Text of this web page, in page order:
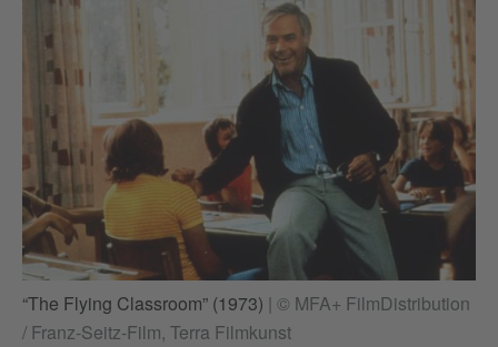
“The Flying Classroom” (1973) | © MFA+ FilmDistribution
/ Franz-Seitz-Film, Terra Filmkunst